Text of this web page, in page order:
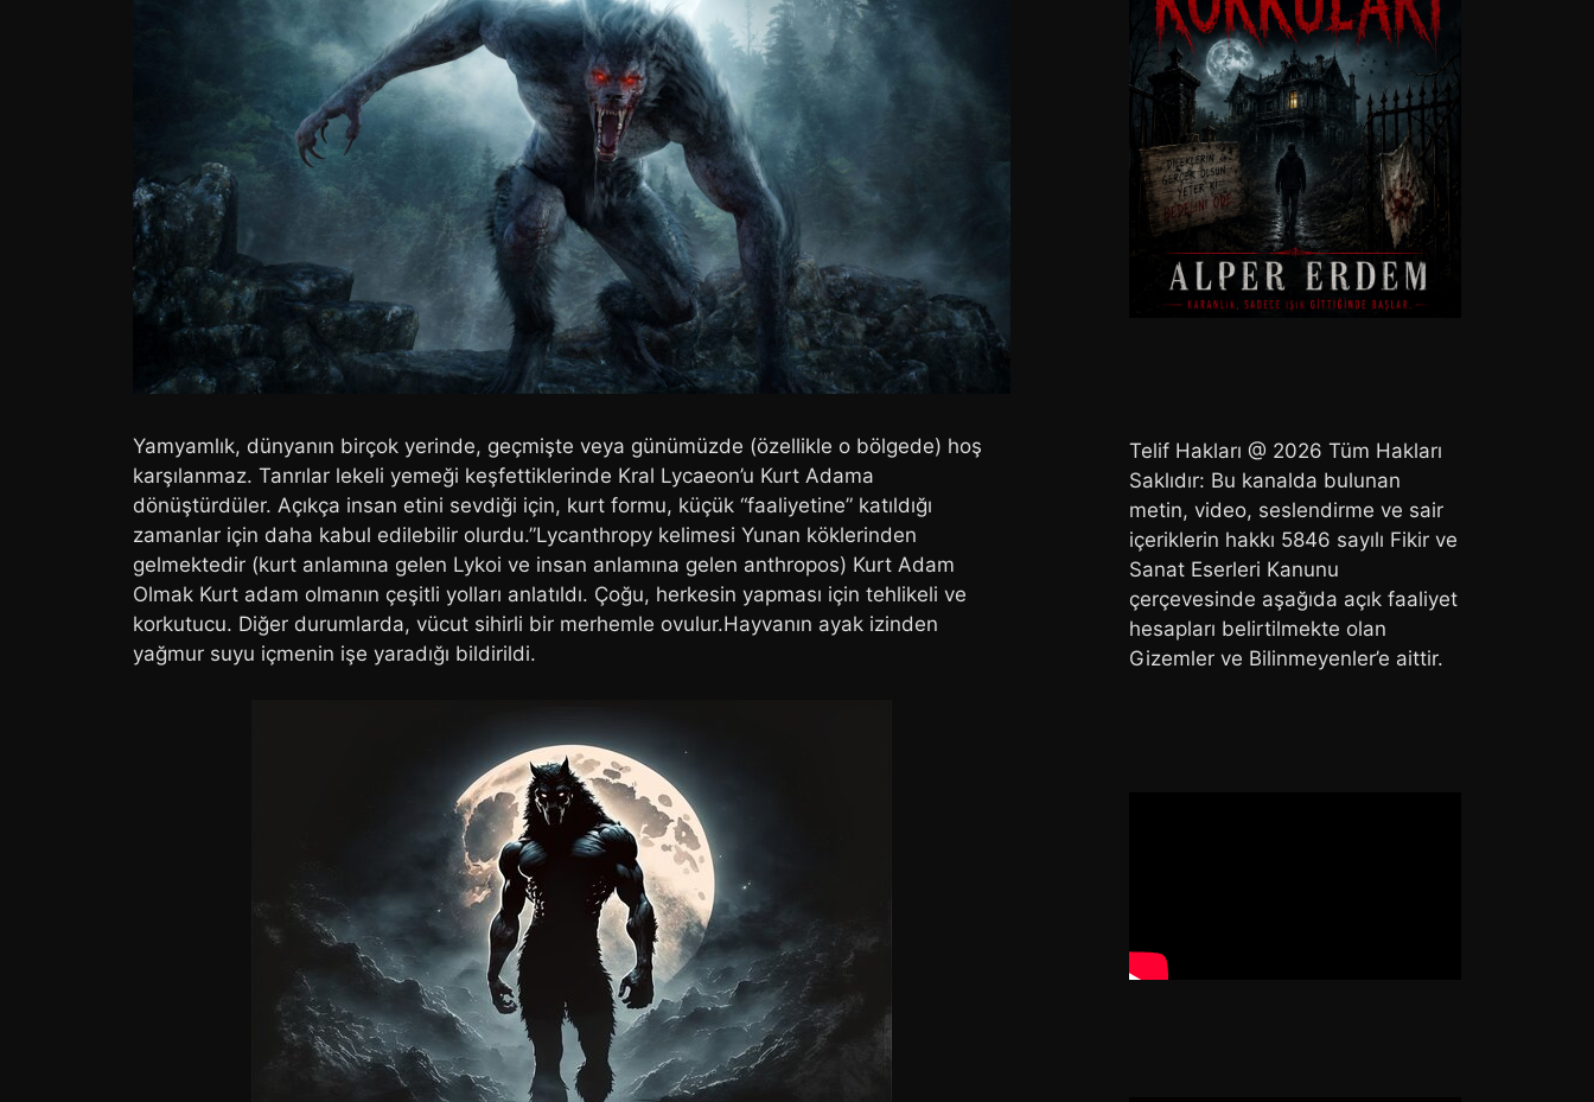
Yamyamlık, dünyanın birçok yerinde, geçmişte veya günümüzde (özellikle o bölgede) hoş
karşılanmaz. Tanrılar lekeli yemeği keşfettiklerinde Kral Lycaeon’u Kurt Adama
dönüştürdüler. Açıkça insan etini sevdiği için, kurt formu, küçük “faaliyetine” katıldığı
zamanlar için daha kabul edilebilir olurdu.”Lycanthropy kelimesi Yunan köklerinden
gelmektedir (kurt anlamına gelen Lykoi ve insan anlamına gelen anthropos) Kurt Adam
Olmak Kurt adam olmanın çeşitli yolları anlatıldı. Çoğu, herkesin yapması için tehlikeli ve
korkutucu. Diğer durumlarda, vücut sihirli bir merhemle ovulur.Hayvanın ayak izinden
yağmur suyu içmenin işe yaradığı bildirildi.
Telif Hakları @ 2026 Tüm Hakları
Saklıdır: Bu kanalda bulunan
metin, video, seslendirme ve sair
içeriklerin hakkı 5846 sayılı Fikir ve
Sanat Eserleri Kanunu
çerçevesinde aşağıda açık faaliyet
hesapları belirtilmekte olan
Gizemler ve Bilinmeyenler’e aittir.